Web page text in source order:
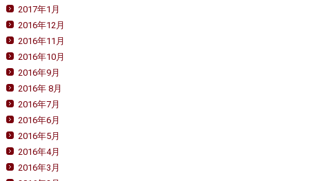
2017年1月
2016年12月
2016年11月
2016年10月
2016年9月
2016年 8月
2016年7月
2016年6月
2016年5月
2016年4月
2016年3月